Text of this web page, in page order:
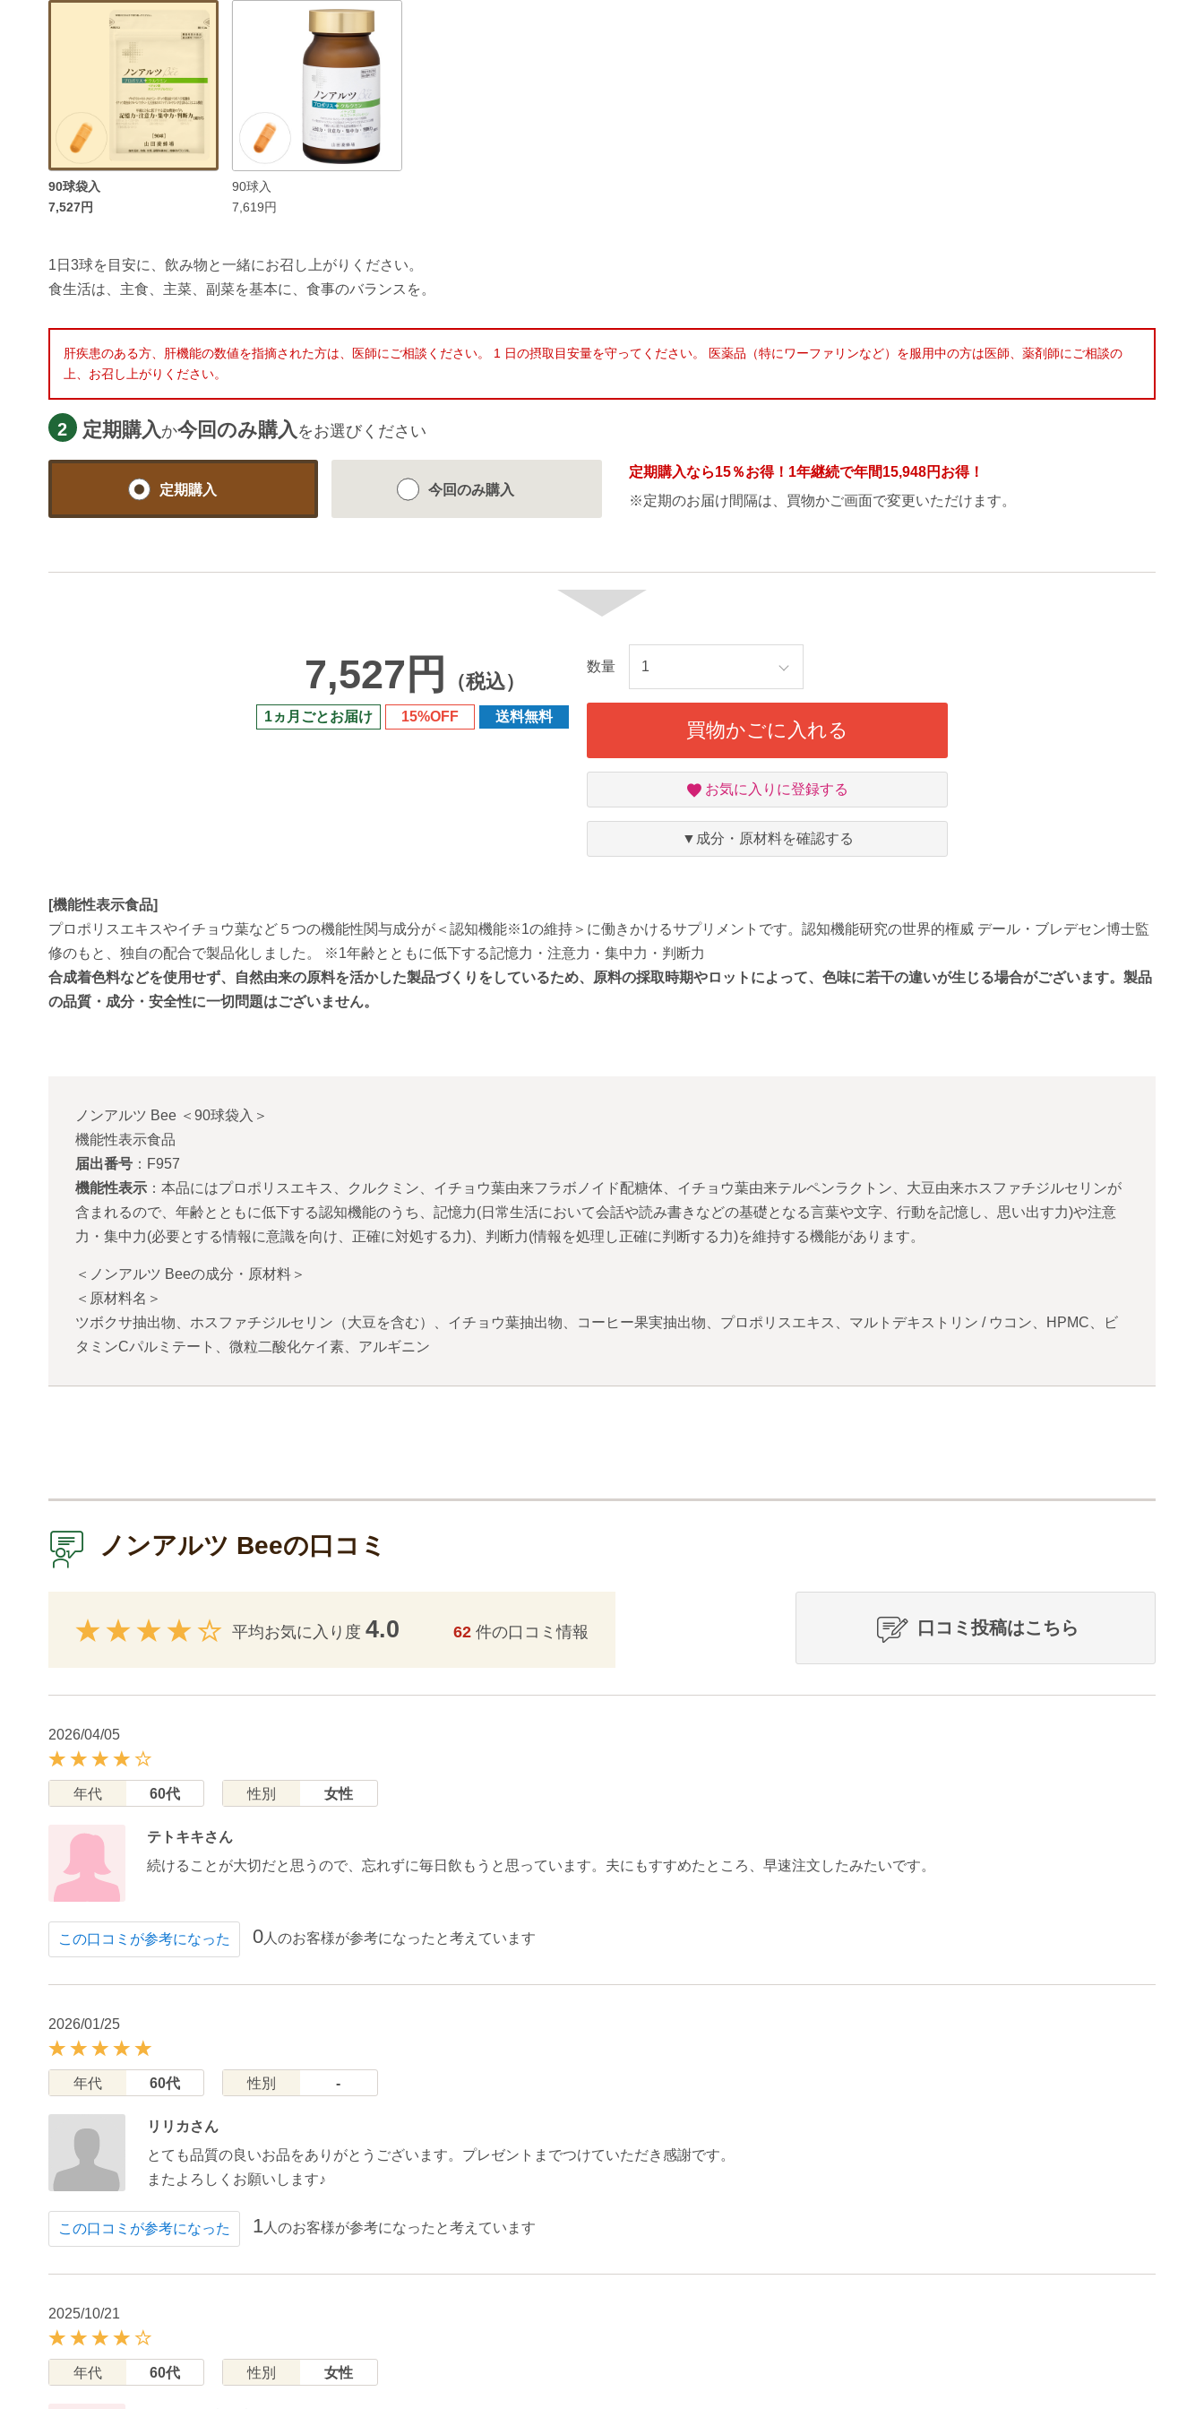
90球袋入
7,527円
90球入
7,619円
1日3球を目安に、飲み物と一緒にお召し上がりください。
食生活は、主食、主菜、副菜を基本に、食事のバランスを。
肝疾患のある方、肝機能の数値を指摘された方は、医師にご相談ください。 1 日の摂取目安量を守ってください。 医薬品（特にワーファリンなど）を服用中の方は医師、薬剤師にご相談の
上、お召し上がりください。
2 定期購入か今回のみ購入をお選びください
定期購入 今回のみ購入
定期購入なら15％お得！1年継続で年間15,948円 お得！
※定期のお届け間隔は、買物かご画面で変更いただけます。
7,527円 （税込）
1ヵ月ごとお届け 15%OFF 送料無料
数量
買物かごに入れる
お
入
り
お気に入りに登録する
▼成分・原材料を確認する
[機能性表示食品]
プロポリスエキスやイチョウ葉など５つの機能性関与成分が＜認知機能※1の維持＞に働きかけるサプリメントです。認知機能研究の世界的権威 デール・ブレデセン博士監
修のもと、独自の配合で製品化しました。 ※1年齢とともに低下する記憶力・注意力・集中力・判断力
合成着色料などを使用せず、自然由来の原料を活かした製品づくりをしているため、原料の採取時期やロットによって、色味に若干の違いが生じる場合がございます。製品
の品質・成分・安全性に一切問題はございません。
ノンアルツ Bee＜ 90球袋入 ＞
機能性表示食品
届出番号：F957
機能性表示：本品にはプロポリスエキス、クルクミン、イチョウ葉由来フラボノイド配糖体、イチョウ葉由来テルペンラクトン、大豆由来ホスファチジルセリンが
含まれるので、年齢とともに低下する認知機能のうち、記憶力(日常生活において会話や読み書きなどの基礎となる言葉や文字、行動を記憶し、思い出す力)や注意
力・集中力(必要とする情報に意識を向け、正確に対処する力)、判断力(情報を処理し正確に判断する力)を維持する機能があります。
＜ノンアルツ Beeの成分・原材料＞
＜原材料名＞
ツボクサ抽出物、ホスファチジルセリン（大豆を含む）、イチョウ葉抽出物、コーヒー果実抽出物、プロポリスエキス、マルトデキストリン / ウコン、HPMC、ビ
タミンCパルミテート、微粒二酸化ケイ素、アルギニン
ノンアルツ Beeの口コミ
口コミ投稿はこちら
平均お気に入り度 4.0 62 件の口コミ情報
2026/04/05
年代 60代 性別 女性
テトキキさん
続けることが大切だと思うので、忘れずに毎日飲もうと思っています。夫にもすすめたところ、早速注文したみたいです。
この口コミが参考になった 0人のお客様が参考になったと考えています
2026/01/25
年代 60代 性別 -
リリカさん
とても品質の良いお品をありがとうございます。プレゼントまでつけていただき感謝です。
またよろしくお願いします♪
この口コミが参考になった 1 人のお客様が参考になったと考えています
2025/10/21
年代 60代 性別 女性